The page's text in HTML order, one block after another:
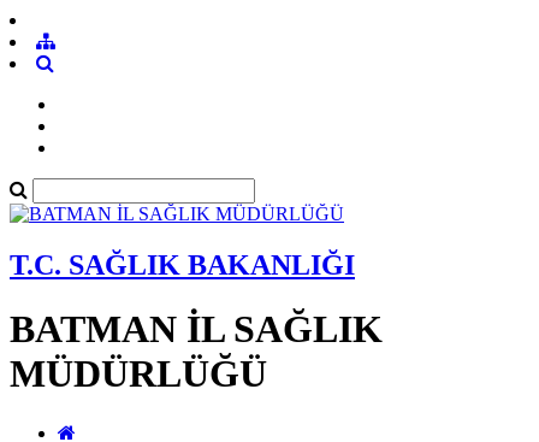
T.C. SAĞLIK BAKANLIĞI
BATMAN İL SAĞLIK
MÜDÜRLÜĞÜ